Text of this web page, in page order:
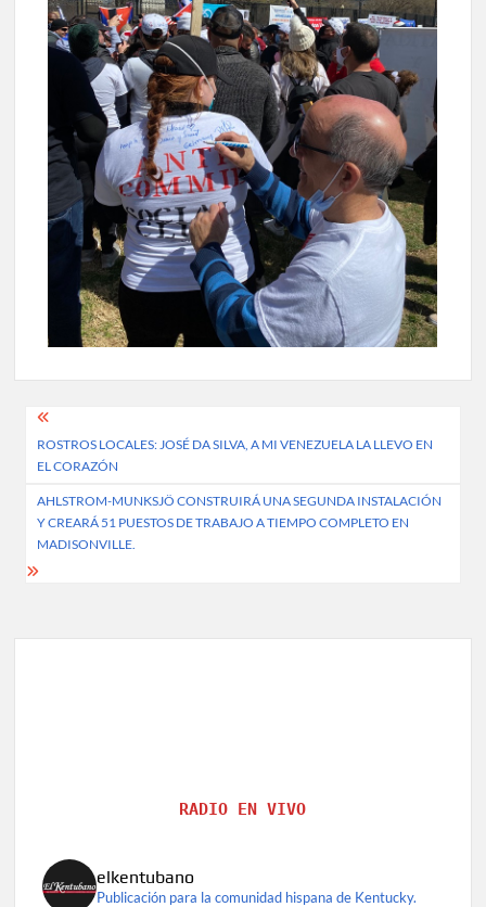
Post
navigation
ROSTROS LOCALES: JOSÉ DA SILVA, A MI VENEZUELA LA LLEVO EN
EL CORAZÓN
AHLSTROM-MUNKSJÖ CONSTRUIRÁ UNA SEGUNDA INSTALACIÓN
Y CREARÁ 51 PUESTOS DE TRABAJO A TIEMPO COMPLETO EN
MADISONVILLE.
RADIO EN VIVO
elkentubano
Publicación para la comunidad hispana de Kentucky.